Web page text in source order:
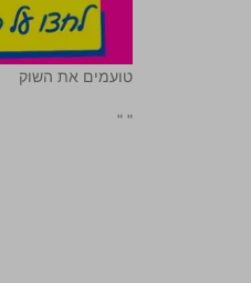
טועמים את השוק
"
"